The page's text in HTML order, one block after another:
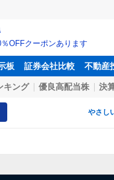
％OFFクーポンあります
板 証券会社比較 不動産
キング 優良高配当株 決
やさし